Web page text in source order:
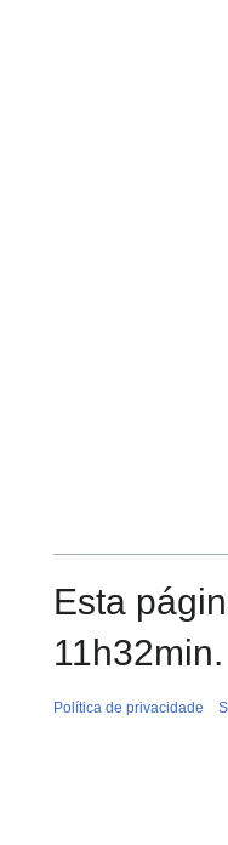
Esta
11h32min.
Política de privacidade